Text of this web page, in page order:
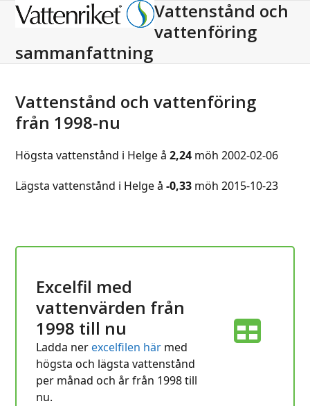
Open
menu
Close
menu
Vattenstånd och
vattenföring
sammanfattning
Vattenstånd och vattenföring
från 1998-nu
Högsta vattenstånd i Helge å2,24 möh 2002-02-06
Lägsta vattenstånd i Helge å-0,33 möh 2015-10-23
Excelfil med
vattenvärden från
1998 till nu
Ladda ner excelfilen här med
högsta och lägsta vattenstånd
per månad och år från 1998 till
nu.